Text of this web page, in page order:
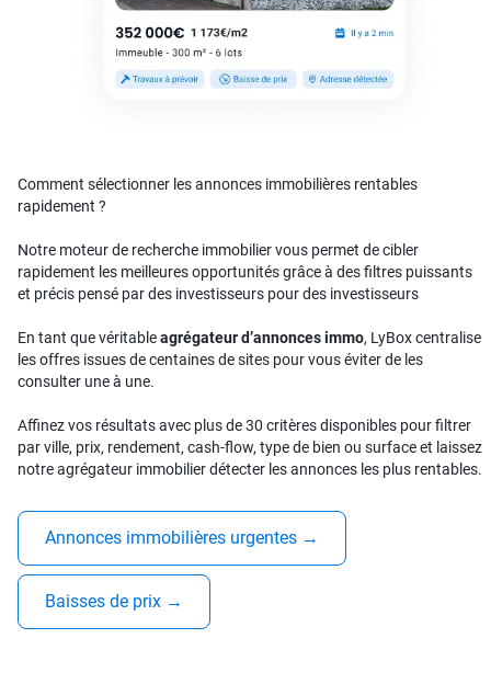
Comment sélectionner les annonces immobilières rentables
rapidement ?
Notre moteur de recherche immobilier vous permet de cibler
rapidement les meilleures opportunités grâce à des filtres puissants
et précis pensé par des investisseurs pour des investisseurs
En tant que véritableagrégateur d’annonces immo, LyBox centralise
les offres issues de centaines de sites pour vous éviter de les
consulter une à une.
Affinez vos résultats avec plus de 30 critères disponibles pour filtrer
par ville, prix, rendement, cash-flow, type de bien ou surface et laissez
notre agrégateur immobilier détecter les annonces les plus rentables.
Annonces immobilières urgentes →
Baisses de prix →